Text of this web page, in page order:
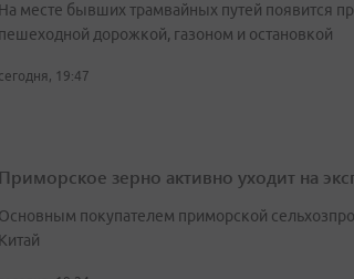
На месте бывших трамвайных путей появится
пешеходной дорожкой, газоном и остановкой
сегодня, 19:47
Приморское зерно активно уходит на
Основным покупателем приморской
Китай